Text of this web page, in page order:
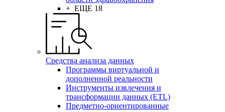
+ ЕЩЕ 18
Средства анализа данных
Программы виртуальной и
дополненной реальности
Инструменты извлечения и
трансформации данных (ETL)
Предметно-ориентированные